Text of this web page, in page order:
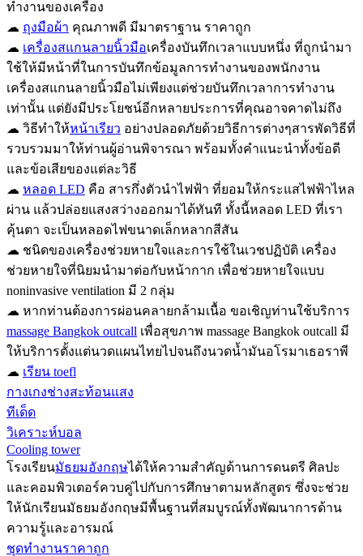
ทำงานของเครื่อง
☁ ถุงมือผ้า คุณภาพดี มีมาตราฐาน ราคาถูก
☁ เครื่องสแกนลายนิ้วมือเครื่องบันทึกเวลาแบบหนึ่ง ที่ถูกนำมา
ใช้ให้มีหน้าที่ในการบันทึกข้อมูลการทำงานของพนักงาน
เครื่องสแกนลายนิ้วมือไม่เพียงแต่ช่วยบันทึกเวลาการทำงาน
เท่านั้น แต่ยังมีประโยชน์อีกหลายประการที่คุณอาจคาดไม่ถึง
☁ วิธีทำให้หน้าเรียว อย่างปลอดภัยด้วยวิธีการต่างๆสารพัดวิธีที่
รวบรวมมาให้ท่านผู้อ่านพิจารณา พร้อมทั้งคำแนะนำทั้งข้อดี
และข้อเสียของแต่ละวิธี
☁ หลอด LED คือ สารกึ่งตัวนำไฟฟ้า ที่ยอมให้กระแสไฟฟ้าไหล
ผ่าน แล้วปล่อยแสงสว่างออกมาได้ทันที ทั้งนี้หลอด LED ที่เรา
คุ้นตา จะเป็นหลอดไฟขนาดเล็กหลากสีสัน
☁ ชนิดของเครื่องช่วยหายใจและการใช้ในเวชปฏิบัติ เครื่อง
ช่วยหายใจที่นิยมนำมาต่อกับหน้ากาก เพื่อช่วยหายใจแบบ
noninvasive ventilation มี 2 กลุ่ม
☁ หากท่านต้องการผ่อนคลายกล้ามเนื้อ ขอเชิญท่านใช้บริการ
massage Bangkok outcall เพื่อสุขภาพ massage Bangkok outcall มี
ให้บริการตั้งแต่นวดแผนไทยไปจนถึงนวดน้ำมันอโรมาเธอราพี
☁ เรียน toefl
กางเกงช่างสะท้อนแสง
ทีเด็ด
วิเคราะห์บอล
Cooling tower
โรงเรียนมัธยมอังกฤษได้ให้ความสำคัญด้านการดนตรี ศิลปะ
และคอมพิวเตอร์ควบคู่ไปกับการศึกษาตามหลักสูตร ซึ่งจะช่วย
ให้นักเรียนมัธยมอังกฤษมีพื้นฐานที่สมบูรณ์ทั้งพัฒนาการด้าน
ความรู้และอารมณ์
ชุดทำงานราคาถูก